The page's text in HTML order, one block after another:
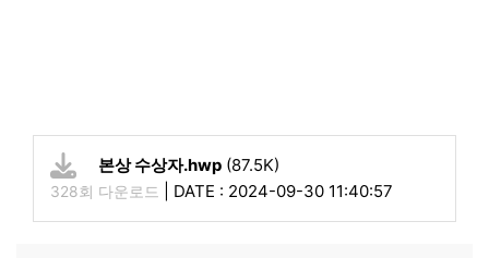
본상 수상자.hwp (87.5K)
328회 다운로드 DATE : 2024-09-30 11:40:57